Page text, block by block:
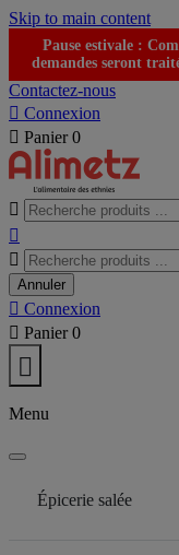
Skip to main content
Pause estivale :
demandes seront
Contactez-nous
 Connexion
 Panier 0



Annuler
 Connexion
 Panier 0

Menu
Épicerie salée